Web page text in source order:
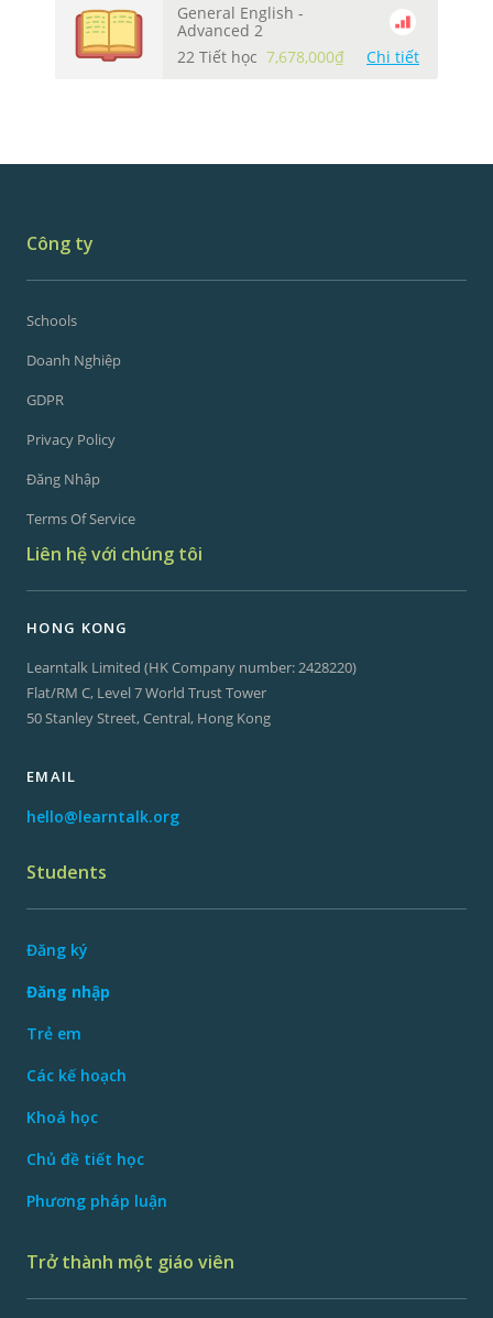
General English -
Advanced 2
22 Tiết học 7,678,000₫ Chi tiết
Công ty
Schools
Doanh Nghiệp
GDPR
Privacy Policy
Đăng Nhập
Terms Of Service
Liên hệ với chúng tôi
HONG KONG
Learntalk Limited (HK Company number: 2428220)
Flat/RM C, Level 7 World Trust Tower
50 Stanley Street, Central, Hong Kong
EMAIL
hello@learntalk.org
Students
Đăng ký
Đăng nhập
Trẻ em
Các kế hoạch
Khoá học
Chủ đề tiết học
Phương pháp luận
Trở thành một giáo viên